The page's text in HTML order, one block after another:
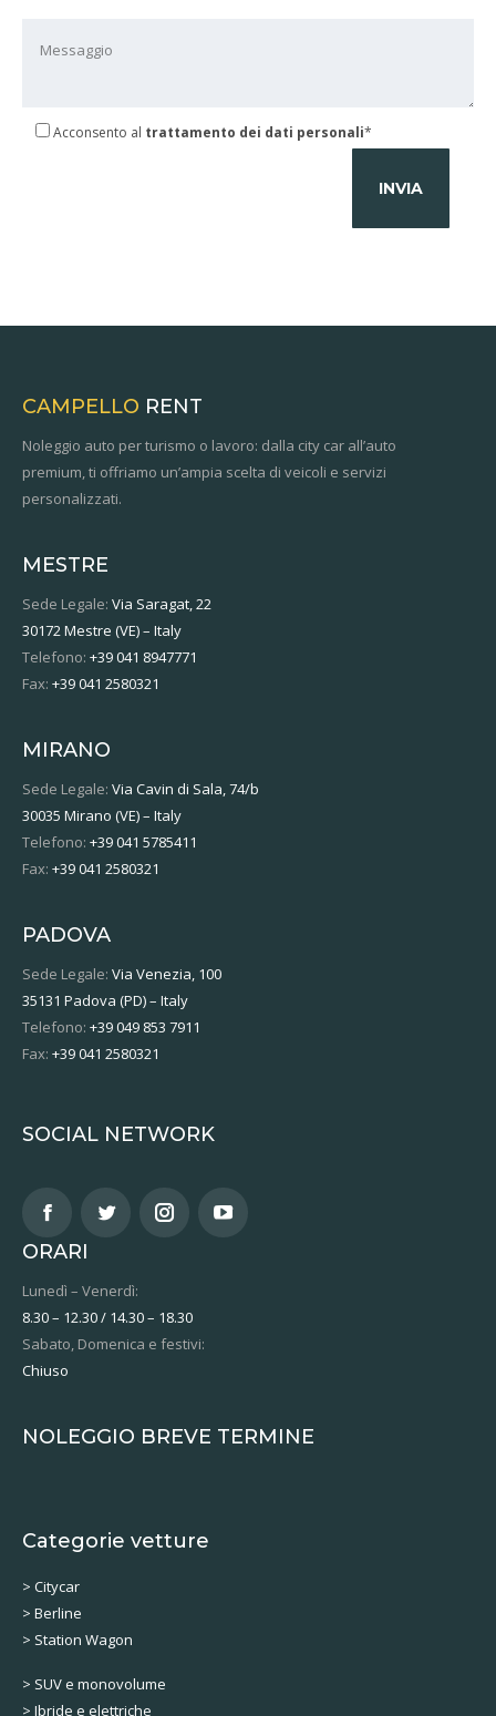
Acconsento al trattamento dei dati personali*
CAMPELLO RENT
Noleggio auto per turismo o lavoro: dalla city car all’auto
premium, ti offriamo un’ampia scelta di veicoli e servizi
personalizzati.
MESTRE
Sede Legale: Via Saragat, 22
30172 Mestre (VE) – Italy
Telefono: +39 041 8947771
Fax: +39 041 2580321
MIRANO
Sede Legale: Via Cavin di Sala, 74/b
30035 Mirano (VE) – Italy
Telefono: +39 041 5785411
Fax: +39 041 2580321
PADOVA
Sede Legale: Via Venezia, 100
35131 Padova (PD) – Italy
Telefono: +39 049 853 7911
Fax: +39 041 2580321
SOCIAL NETWORK
ORARI
Lunedì – Venerdì:
8.30 – 12.30 / 14.30 – 18.30
Sabato, Domenica e festivi:
Chiuso
NOLEGGIO BREVE TERMINE
Categorie vetture
> Citycar
> Berline
> Station Wagon
> SUV e monovolume
> Ibride e elettriche